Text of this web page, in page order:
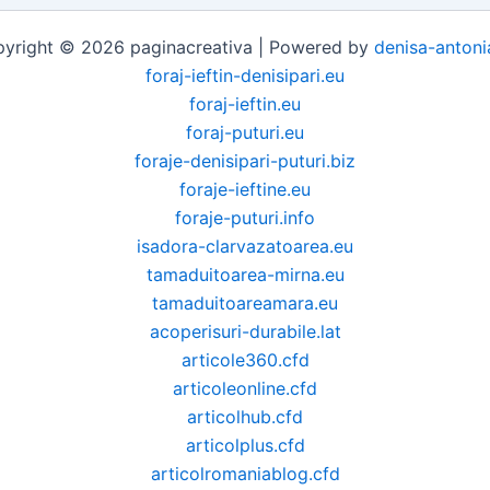
© 2026 paginacreativa | Powered by denisa-
foraj-ieftin-denisipari.eu
foraj-ieftin.eu
foraj-puturi.eu
foraje-denisipari-puturi.biz
foraje-ieftine.eu
foraje-puturi.info
isadora-clarvazatoarea.eu
tamaduitoarea-mirna.eu
tamaduitoareamara.eu
acoperisuri-durabile.lat
articole360.cfd
articoleonline.cfd
articolhub.cfd
articolplus.cfd
articolromaniablog.cfd